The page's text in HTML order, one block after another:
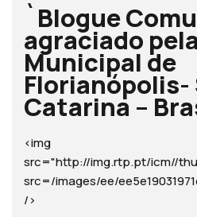
`Blogue
agraciado
Municipal de
Florianópolis-
Catarina –
<img
src="http://img.rtp.pt/icm//
src=/images/ee/
/>